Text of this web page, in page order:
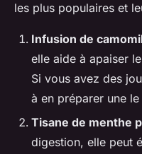
les plus populaires et
Infusion de
elle aide à apaiser
Si vous avez des
à en préparer une le
Tisane de menthe
digestion, elle peut